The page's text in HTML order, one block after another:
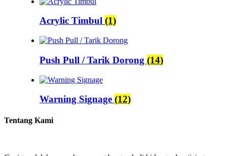
Acrylic Timbul (1)
Push Pull / Tarik Dorong (14)
Warning Signage (12)
Tentang Kami